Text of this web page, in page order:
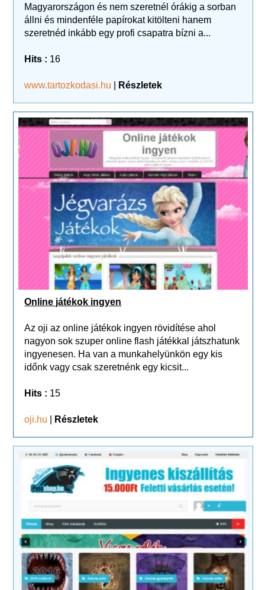
Magyarországon és nem szeretnél órákig a sorban
állni és mindenféle papírokat kitölteni hanem
szeretnéd inkább egy profi csapatra bízni a...
Hits : 16
www.tartozkodasi.hu Részletek
Online játékok ingyen
Az oji az online játékok ingyen rövidítése ahol
nagyon sok szuper online flash játékkal játszhatunk
ingyenesen. Ha van a munkahelyünkön egy kis
időnk vagy csak szeretnénk egy kicsit...
Hits : 15
oji.hu Részletek